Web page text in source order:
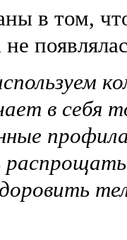
в том,
в себя